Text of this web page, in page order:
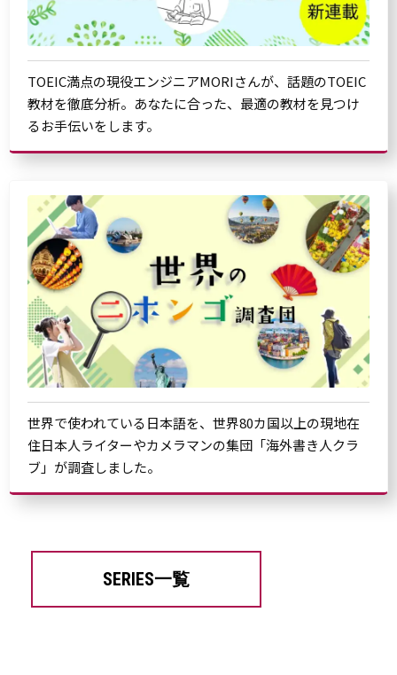
TOEIC満点の現役エンジニアMORIさんが、話題のTOEIC
教材を徹底分析。あなたに合った、最適の教材を見つけ
るお手伝いをします。
世界で使われている日本語を、世界80カ国以上の現地在
住日本人ライターやカメラマンの集団「海外書き人クラ
ブ」が調査しました。
SERIES一覧